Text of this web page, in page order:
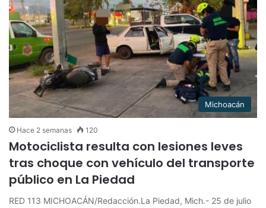
Michoacán
Hace 2 semanas 120
Motociclista resulta con lesiones leves
tras choque con vehículo del transporte
público en La Piedad
RED 113 MICHOACÁN/Redacción.La Piedad, Mich.- 25 de julio